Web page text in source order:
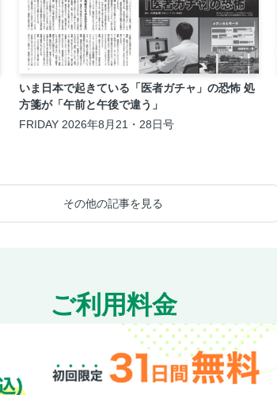
いま日本で起きている「医者ガチャ」の恐怖 処
方箋が「午前と午後で違う」
FRIDAY 2026年8月21・28日号
その他の記事を見る
ご利用料金